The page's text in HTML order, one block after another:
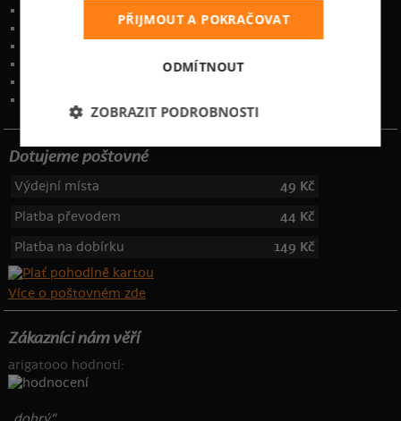
Zakázkový potisk textilu
Ochrana osobních údajů
Dotujeme poštovné
Výdejní místa
49 Kč
Platba převodem
44 Kč
Platba na dobírku
149 Kč
Více o poštovném zde
Zákazníci nám věří
arigatooo hodnotí:
PŘIJMOUT A POKRAČOVAT
ODMÍTNOUT
ZOBRAZIT PODROBNOSTI